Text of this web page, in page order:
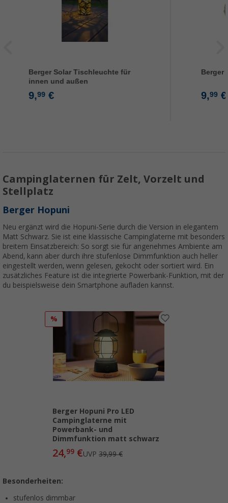
Berger Solar Tischleuchte für
innen und außen
9,99 €
Berger
9,99 €
Campinglaternen für Zelt, Vorzelt und
Stellplatz
Berger Hopuni
Neu ergänzt wird die Hopuni-Serie durch die Version in elegantem
Matt Schwarz. Sie ist eine klassische Campinglaterne mit besonders
breitem Einsatzbereich: So sorgt sie für angenehmes Ambiente am
Abend, kann aber durch ihre stufenlose Dimmfunktion auch heller
eingestellt werden, wenn gelesen, gekocht oder sortiert wird. Ein
zusätzliches Feature ist die integrierte Powerbank-Funktion, mit der
du beispielsweise dein Smartphone aufladen kannst.
%
Berger Hopuni Pro LED
Campinglaterne mit
Powerbank- und
Dimmfunktion matt schwarz
24,99 €UVP 39,99 €
Besonderheiten:
stufenlos dimmbar